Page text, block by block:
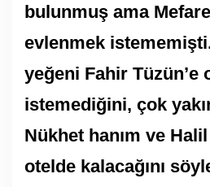
bulunmuş ama
evlenmek
yeğeni Fahir Tüzün’e
istemediğini, çok
Nükhet hanım ve
otelde kalacağını